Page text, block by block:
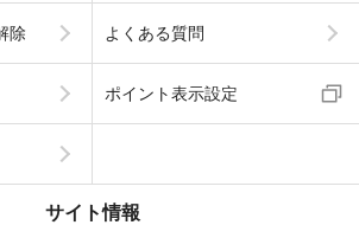
除 よくある質問
ポイント表示設定
サイト情報